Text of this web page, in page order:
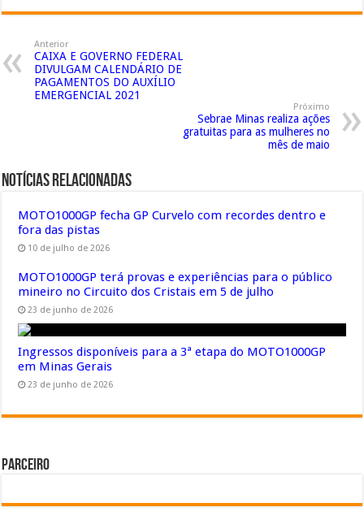
Anterior
CAIXA E GOVERNO FEDERAL
DIVULGAM CALENDÁRIO DE
PAGAMENTOS DO AUXÍLIO
EMERGENCIAL 2021
Próximo
Sebrae Minas realiza ações
gratuitas para as mulheres no
mês de maio
Notícias Relacionadas
MOTO1000GP fecha GP Curvelo com recordes dentro e
fora das pistas
10 de julho de 2026
MOTO1000GP terá provas e experiências para o público
mineiro no Circuito dos Cristais em 5 de julho
23 de junho de 2026
Ingressos disponíveis para a 3ª etapa do MOTO1000GP
em Minas Gerais
23 de junho de 2026
Parceiro